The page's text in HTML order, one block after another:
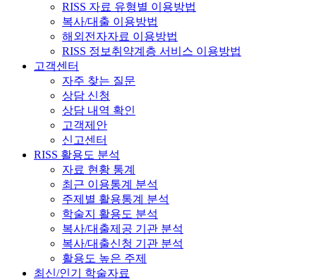
RISS 자료 유형별 이용방법
복사/대출 이용방법
해외전자자료 이용방법
RISS 정보취약계층 서비스 이용방법
고객센터
자주 찾는 질문
상담 신청
상담 내역 확인
고객제안
신고센터
RISS 활용도 분석
자료 현황 통계
최근 이용통계 분석
주제별 활용통계 분석
학술지 활용도 분석
복사/대출제공 기관 분석
복사/대출신청 기관 분석
활용도 높은 주제
최신/인기 학술자료